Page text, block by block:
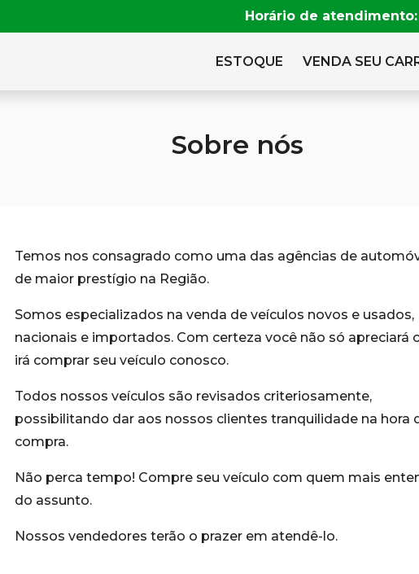
Horário de atendimento:
ESTOQUE VENDA SEU
Sobre nós
Temos nos consagrado como uma das agências de
de maior prestígio na Região.
Somos especializados na venda de veículos novos e usados,
nacionais e importados. Com certeza você não só apreciará
irá comprar seu veículo conosco.
Todos nossos veículos são revisados criteriosamente,
possibilitando dar aos nossos clientes tranquilidade na hora
compra.
Não perca tempo! Compre seu veículo com quem mais
do assunto.
Nossos vendedores terão o prazer em atendê-lo.